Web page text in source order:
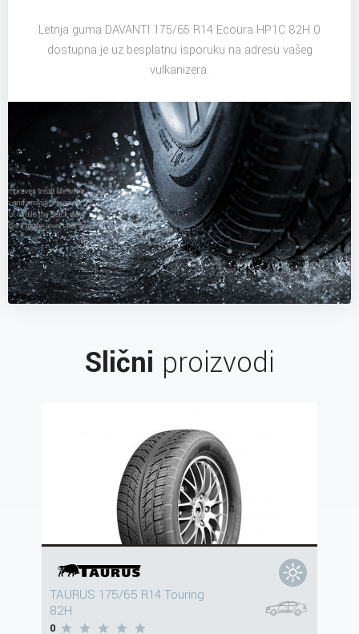
Letnja guma DAVANTI 175/65 R14 Ecoura HP1C 82H 0
dostupna je uz besplatnu isporuku na adresu vašeg
vulkanizera.
Slični proizvodi
TAURUS 175/65 R14 Touring
82H
0